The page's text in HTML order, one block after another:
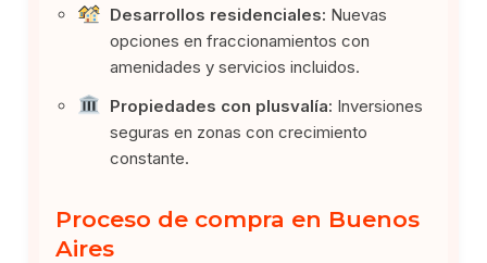
Desarrollos residenciales: Nuevas
opciones en fraccionamientos con
amenidades y servicios incluidos.
Propiedades con plusvalía: Inversiones
seguras en zonas con crecimiento
constante.
Proceso de compra en Buenos
Aires